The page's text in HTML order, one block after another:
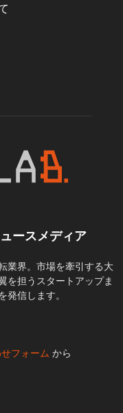
ースメディア
業界。市場を牽引する大
を担うスタートアップま
発信します。
フォーム から